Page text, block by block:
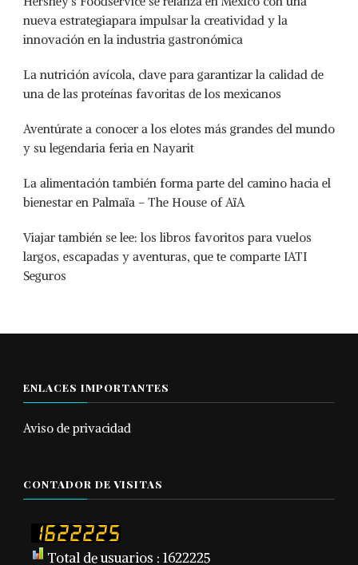
nueva estrategiapara impulsar la creatividad y la
innovación en la industria gastronómica
La nutrición avícola, clave para garantizar la calidad de
una de las proteínas favoritas de los mexicanos
Aventúrate a conocer a los elotes más grandes del mundo
y su legendaria feria en Nayarit
La alimentación también forma parte del camino hacia el
bienestar en Palmaïa – The House of AïA
Viajar también se lee: los libros favoritos para vuelos
largos, escapadas y aventuras, que te comparte IATI
Seguros
ENLACES IMPORTANTES
Aviso de privacidad
CONTADOR DE VISITAS
Total de usuarios : 1622225